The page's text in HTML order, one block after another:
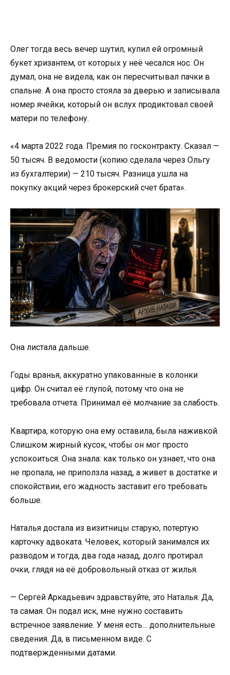
Олег тогда весь вечер шутил, купил ей огромный
букет хризантем, от которых у неё чесался нос. Он
думал, она не видела, как он пересчитывал пачки в
спальне. А она просто стояла за дверью и записывала
номер ячейки, который он вслух продиктовал своей
матери по телефону.
«4 марта 2022 года. Премия по госконтракту. Сказал —
50 тысяч. В ведомости (копию сделала через Ольгу
из бухгалтерии) — 210 тысяч. Разница ушла на
покупку акций через брокерский счет брата».
Она листала дальше.
Годы вранья, аккуратно упакованные в колонки
цифр. Он считал её глупой, потому что она не
требовала отчета. Принимал её молчание за слабость.
Квартира, которую она ему оставила, была наживкой.
Слишком жирный кусок, чтобы он мог просто
успокоиться. Она знала: как только он узнает, что она
не пропала, не приползла назад, а живет в достатке и
спокойствии, его жадность заставит его требовать
больше.
Наталья достала из визитницы старую, потертую
карточку адвоката. Человек, который занимался их
разводом и тогда, два года назад, долго протирал
очки, глядя на её добровольный отказ от жилья.
— Сергей Аркадьевич здравствуйте, это Наталья. Да,
та самая. Он подал иск, мне нужно составить
встречное заявление. У меня есть… дополнительные
сведения. Да, в письменном виде. С
подтвержденными датами.